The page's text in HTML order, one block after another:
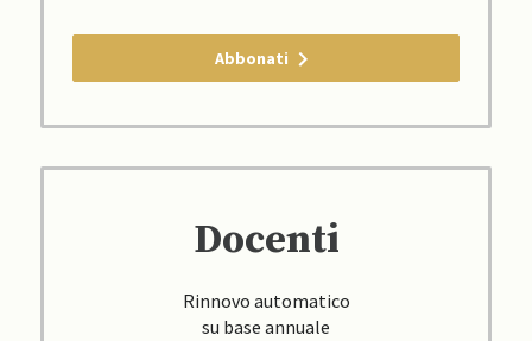
Abbonati
Docenti
Rinnovo automatico
su base annuale